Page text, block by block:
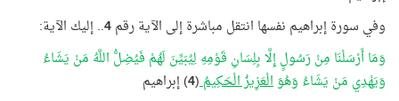
وفي سورة إبراهيم نفسها انتقل مباشرة إلى الآية رقم4.. إليك الآية:
وَمَا أَرْسَلْنَا مِنْ رَسُولٍ إِلَّا بِلِسَانِ قَوْمِهِ لِيُبَيِّنَ لَهُمْ فَيُضِلُّ اللَّهُ مَنْ يَشَاءُ
وَيَهْدِي مَنْ يَشَاءُ وَهُوَالْعَزِيزُ الْحَكِيمُ(
4) إبراهيم